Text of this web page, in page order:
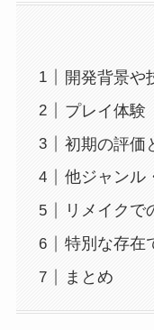
開発背景や
プレイ体験
初期の評価
他ジャンル
リメイクで
特別な存在
まとめ